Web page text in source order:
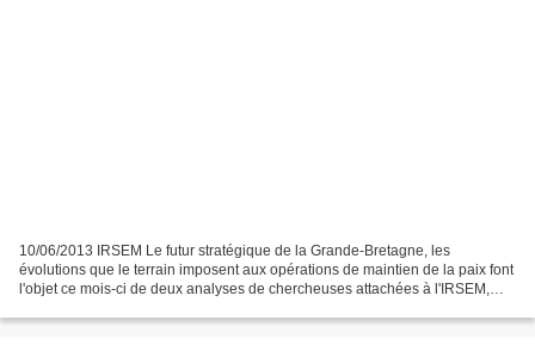
10/06/2013 IRSEM Le futur stratégique de la Grande-Bretagne, les
évolutions que le terrain imposent aux opérations de maintien de la paix font
l'objet ce mois-ci de deux analyses de chercheuses attachées à l'IRSEM,